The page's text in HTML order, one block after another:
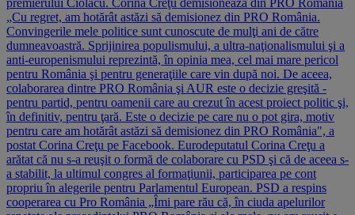
premierului Ciolacu. Corina Creţu demisionează din PRO România
„Cu regret, am hotărât astăzi să demisionez din PRO România.
Convingerile mele politice sunt cunoscute de mulţi ani de către
dumneavoastră. Sprijinirea populismului, a ultra-naţionalismului şi a
anti-europenismului reprezintă, în opinia mea, cel mai mare pericol
pentru România şi pentru generaţiile care vin după noi. De aceea,
colaborarea dintre PRO România şi AUR este o decizie greşită -
pentru partid, pentru oamenii care au crezut în acest proiect politic şi,
în definitiv, pentru ţară. Este o decizie pe care nu o pot gira, motiv
pentru care am hotărât astăzi să demisionez din PRO România", a
postat Corina Creţu pe Facebook. Eurodeputatul Corina Creţu a
arătat că nu s-a reuşit o formă de colaborare cu PSD şi că de aceea s-
a stabilit, la ultimul congres al formaţiunii, participarea pe cont
propriu în alegerile pentru Parlamentul European. PSD a respins
cooperarea cu Pro România „Îmi pare rău că, în ciuda apelurilor